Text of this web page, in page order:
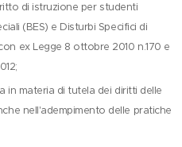
di istruzione per studenti
(BES) e Disturbi Specifici di
ex Legge 8 ottobre 2010 n.170 e
in materia di tutela dei diritti delle
nell'adempimento delle pratiche